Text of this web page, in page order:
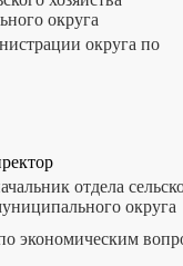
округа
округа по
отдела
округа
экономическим